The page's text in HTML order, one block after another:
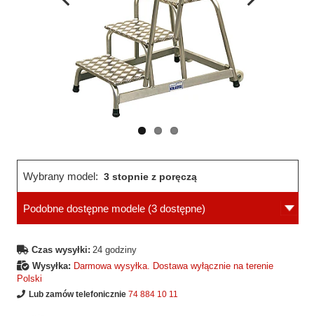
Wcześniejsza
Wybrany model: 3 stopnie z poręczą
Podobne dostępne modele (3 dostępne)
Czas wysyłki: 24 godziny
Wysyłka: Darmowa wysyłka. Dostawa wyłącznie na terenie
Polski
Lub zamów telefonicznie 74 884 10 11